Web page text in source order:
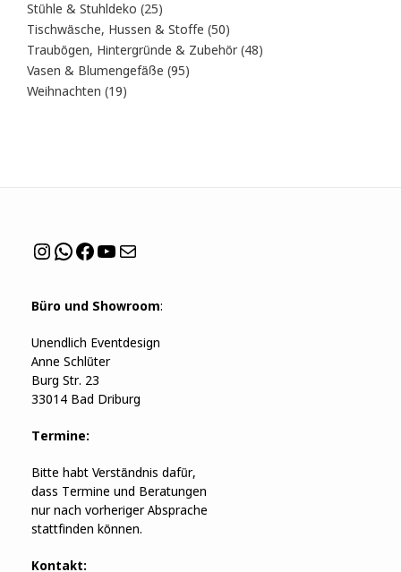
Stühle & Stuhldeko 2525
Produkte
Tischwäsche, Hussen & Stoffe 5050
Produkte
Traubögen, Hintergründe & Zubehör 4848
Vasen & Blumengefäße 9595
Weihnachten 1919
Instagram
WhatsApp
Facebook
YouTube
Mail
Büro und Showroom:
Unendlich Eventdesign
Anne Schlüter
Burg Str. 23
33014 Bad Driburg
Termine:
Bitte habt Verständnis dafür,
dass Termine und Beratungen
nur nach vorheriger Absprache
stattfinden können.
Kontakt: